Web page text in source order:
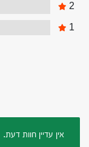
2
1
אין עדיין חוות דעת.